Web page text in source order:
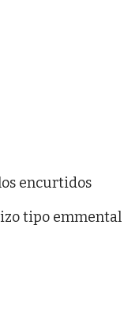
encurtidos
tipo